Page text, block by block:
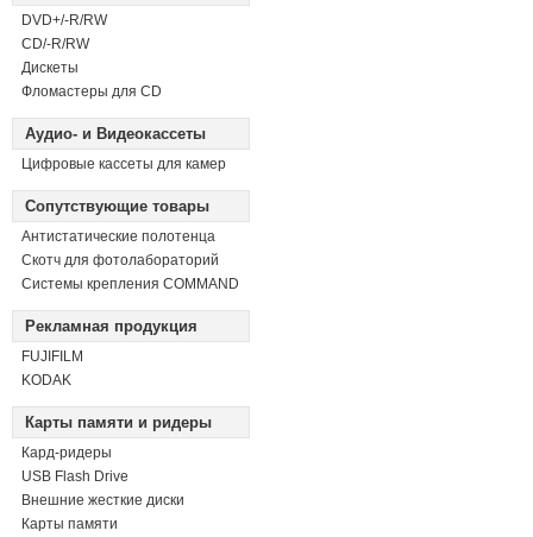
DVD+/-R/RW
СD/-R/RW
Дискеты
Фломастеры для CD
Аудио- и Видеокассеты
Цифровые кассеты для камер
Сопутствующие товары
Антистатические полотенца
Скотч для фотолабораторий
Системы крепления COMMAND
Рекламная продукция
FUJIFILM
KODAK
Карты памяти и ридеры
Кард-ридеры
USB Flash Drive
Внешние жесткие диски
Карты памяти